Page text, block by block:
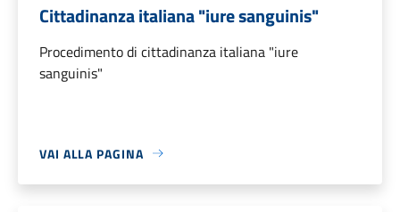
Cittadinanza italiana "iure sanguinis"
Procedimento di cittadinanza italiana "iure
sanguinis"
VAI ALLA PAGINA